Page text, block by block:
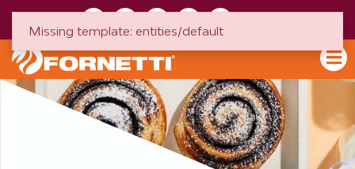
Missing template: entities/default